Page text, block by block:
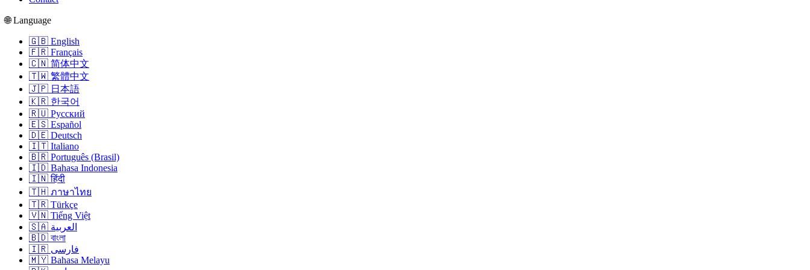
🌐 Language
🇬🇧 English
🇫🇷 Français
🇨🇳 简体中文
🇹🇼 繁體中文
🇯🇵 日本語
🇰🇷 한국어
🇷🇺 Русский
🇪🇸 Español
🇩🇪 Deutsch
🇮🇹 Italiano
🇧🇷 Português (Brasil)
🇮🇩 Bahasa Indonesia
🇮🇳 हिंदी
🇹🇭 ภาษาไทย
🇹🇷 Türkçe
🇻🇳 Tiếng Việt
🇸🇦 العربية
🇧🇩 বাংলা
🇮🇷 فارسی
🇲🇾 Bahasa Melayu